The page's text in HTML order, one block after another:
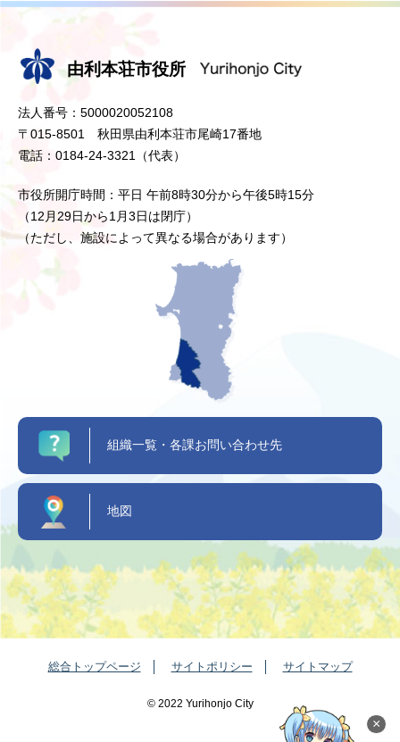
×
由利本荘市役所
法人番号：5000020052108
〒015-8501 秋田県由利本荘市尾崎17番地
電話：0184-24-3321（代表）
市役所開庁時間：平日 午前8時30分から午後5時15分
（12月29日から1月3日は閉庁）
（ただし、施設によって異なる場合があります）
組織一覧・各課お問い合わせ先
地図
総合トップページ サイトポリシー サイトマップ
©️ 2022 Yurihonjo City